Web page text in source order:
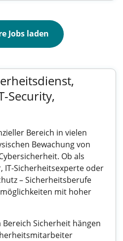
Jobs laden
Security,
Bereich in vielen
Bewachung von
Ob als
Sicherheitsexperte oder
– Sicherheitsberufe
mit hoher
Sicherheit hängen